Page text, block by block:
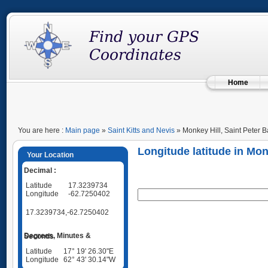
Home
You are here : Main page » Saint Kitts and Nevis » Monkey Hill, Saint Peter
Your Location
Decimal :
Latitude
17.3239734
Longitude
-62.7250402
17.3239734,-62.7250402
Degrees, Minutes & Seconds
Latitude
17° 19' 26.30"E
Longitude
62° 43' 30.14"W
Longitude latitude in